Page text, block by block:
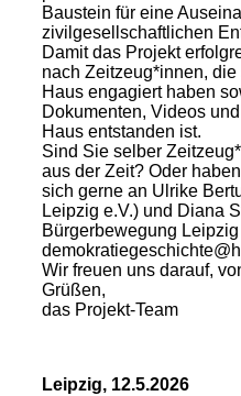
Baustein für eine
zivilgesellschaftlichen
Damit das Projekt
nach Zeitzeug*innen,
Haus engagiert haben
Dokumenten, Videos
Haus entstanden ist.
Sind Sie selber
aus der Zeit? Oder
sich gerne an Ulrike
Leipzig e.V.) und Diana
Bürgerbewegung
Wir freuen uns darauf,
Grüßen,
das Projekt-Team
Leipzig, 12.5.2026